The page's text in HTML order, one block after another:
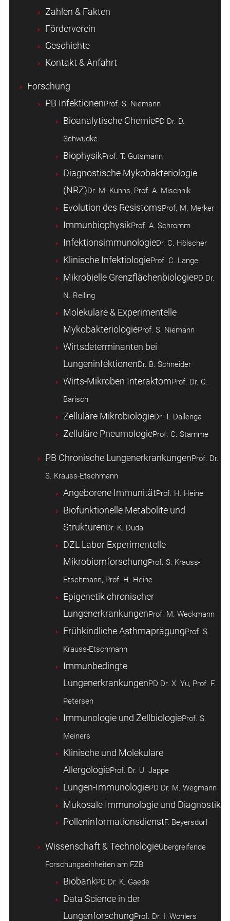
Zahlen & Fakten
Förderverein
Geschichte
Kontakt & Anfahrt
Forschung
PB InfektionenProf. S. Niemann
Bioanalytische ChemiePD Dr. D.
Schwudke
BiophysikProf. T. Gutsmann
Diagnostische Mykobakteriologie
(NRZ)Dr. M. Kuhns, Prof. A. Mischnik
Evolution des ResistomsProf. M. Merker
ImmunbiophysikProf. A. Schromm
InfektionsimmunologieDr. C. Hölscher
Klinische InfektiologieProf. C. Lange
Mikrobielle GrenzflächenbiologiePD Dr.
N. Reiling
Molekulare & Experimentelle
MykobakteriologieProf. S. Niemann
Wirtsdeterminanten bei
LungeninfektionenDr. B. Schneider
Wirts-Mikroben InteraktomProf. Dr. C.
Barisch
Zelluläre MikrobiologieDr. T. Dallenga
Zelluläre PneumologieProf. C. Stamme
PB Chronische LungenerkrankungenProf. Dr.
S. Krauss-Etschmann
Angeborene ImmunitätProf. H. Heine
Biofunktionelle Metabolite und
StrukturenDr. K. Duda
DZL Labor Experimentelle
MikrobiomforschungProf. S. Krauss-
Etschmann, Prof. H. Heine
Epigenetik chronischer
LungenerkrankungenProf. M. Weckmann
Frühkindliche AsthmaprägungProf. S.
Krauss-Etschmann
Immunbedingte
LungenerkrankungenPD Dr. X. Yu, Prof. F.
Petersen
Immunologie und ZellbiologieProf. S.
Meiners
Klinische und Molekulare
AllergologieProf. Dr. U. Jappe
Lungen-ImmunologiePD Dr. M. Wegmann
Mukosale Immunologie und Diagnostik
PolleninformationsdienstF. Beyersdorf
Wissenschaft & TechnologieÜbergreifende
Forschungseinheiten am FZB
BiobankPD Dr. K. Gaede
Data Science in der
LungenforschungProf. Dr. I. Wohlers